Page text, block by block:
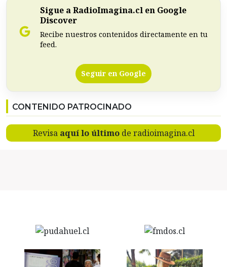
Sigue a RadioImagina.cl en Google
Discover
Recibe nuestros contenidos directamente en tu
feed.
Seguir en Google
CONTENIDO PATROCINADO
Revisa aquí lo últimode radioimagina.cl